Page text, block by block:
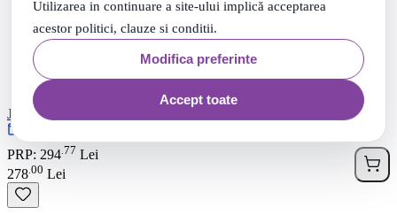
Utilizarea in continuare a site-ului implică acceptarea
acestor politici, clauze si conditii.
Modifica preferinte
Accept toate
Joc Remi clasic premium cu geanta de mana Rummy Cayro
PRP: 294 77 Lei
278 00 Lei